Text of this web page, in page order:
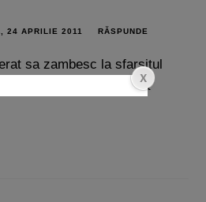
24 APRILIE 2011 RĂSPUNDE
sa zambesc la sfarsitul
din nou partea proasta a